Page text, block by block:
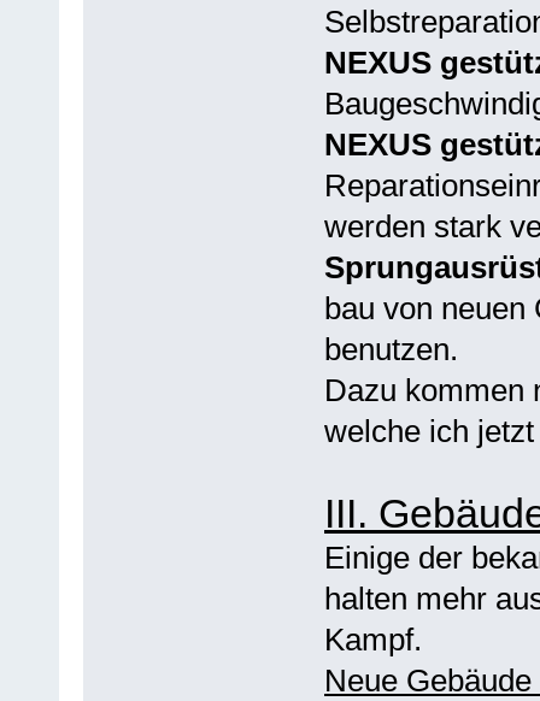
NEXUS
NEXUS
werden stark
bau von neuen
benutzen.
Dazu kommen
welche ich
III.
Einige der
halten mehr
Kampf.
Neue